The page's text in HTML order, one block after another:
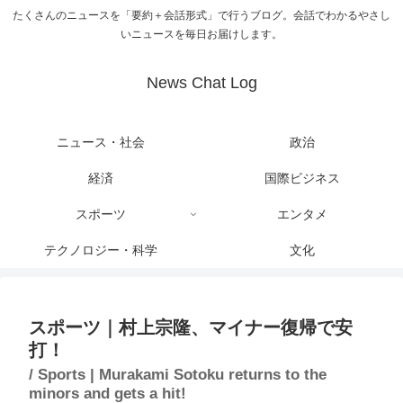
たくさんのニュースを「要約＋会話形式」で行うブログ。会話でわかるやさし
いニュースを毎日お届けします。
News Chat Log
ニュース・社会 政治
経済 国際ビジネス
スポーツ エンタメ
テクノロジー・科学 文化
スポーツ｜村上宗隆、マイナー復帰で安
打！
/ Sports | Murakami Sotoku returns to the
minors and gets a hit!